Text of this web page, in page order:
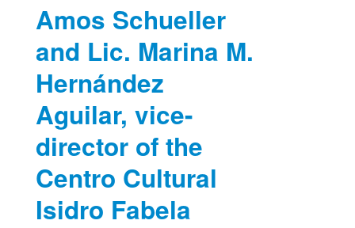
Amos Schueller
and Lic. Marina M.
Hernández
Aguilar, vice-
director of the
Centro Cultural
Isidro Fabela